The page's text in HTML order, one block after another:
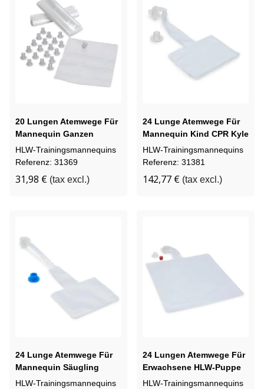
20 Lungen Atemwege Für
Mannequin Ganzen
Erwachsenen
HLW-Trainingsmannequins
Referenz: 31369
31,98 € (tax excl.)
24 Lunge Atemwege Für
Mannequin Kind CPR Kyle
HLW-Trainingsmannequins
Referenz: 31381
142,77 € (tax excl.)
24 Lunge Atemwege Für
Mannequin Säugling
HLW-Trainingsmannequins
24 Lungen Atemwege Für
Erwachsene HLW-Puppe
Brad
HLW-Trainingsmannequins